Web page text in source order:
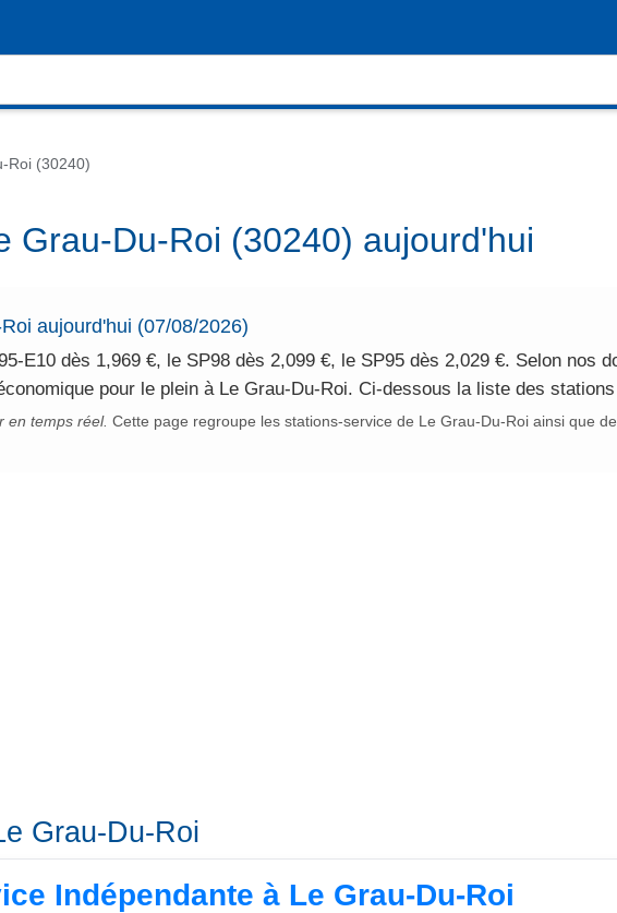
Roi (30240)
Grau-Du-Roi (30240) aujourd'hui
aujourd'hui (07/08/2026)
E10 dès 1,969 €, le SP98 dès 2,099 €, le SP95 dès 2,029 €. Selon nos
pour le plein à Le Grau-Du-Roi. Ci-dessous la liste des
en temps réel. Cette page regroupe les stations-service de Le Grau-Du-Roi ainsi que
Grau-Du-Roi
Indépendante à Le Grau-Du-Roi